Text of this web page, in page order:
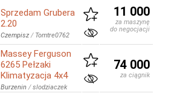
Sprzedam Grubera
2.20
Czempisz / Tomtre0762
11 000
za maszynę
do negocjacji
Massey Ferguson
6265 Pełzaki
Klimatyzacja 4x4
Burzenin /slodziaczek
74 000
za ciągnik